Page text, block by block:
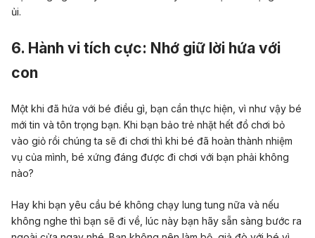
ủi.
6. Hành vi tích cực: Nhớ giữ lời hứa với
con
Một khi đã hứa với bé điều gì, bạn cần thực hiện, vì như vậy bé
mới tin và tôn trọng bạn. Khi bạn bảo trẻ nhặt hết đồ chơi bỏ
vào giỏ rồi chúng ta sẽ đi chơi thì khi bé đã hoàn thành nhiệm
vụ của mình, bé xứng đáng được đi chơi với bạn phải không
nào?
Hay khi bạn yêu cầu bé không chạy lung tung nữa và nếu
không nghe thì bạn sẽ đi về, lúc này bạn hãy sẵn sàng bước ra